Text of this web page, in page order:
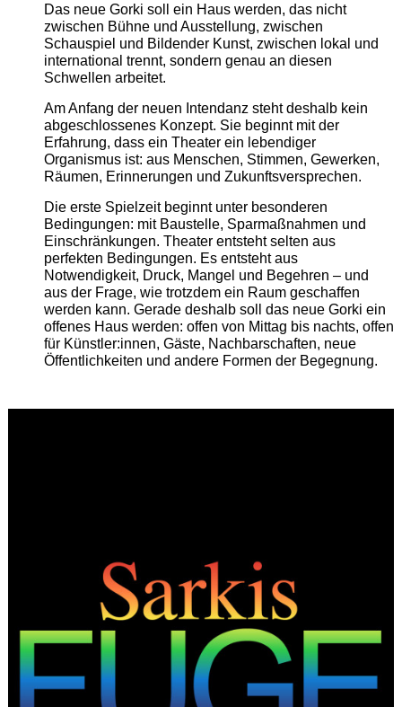
Das neue Gorki soll ein Haus werden, das nicht
zwischen Bühne und Ausstellung, zwischen
Schauspiel und Bildender Kunst, zwischen lokal und
international trennt, sondern genau an diesen
Schwellen arbeitet.
Am Anfang der neuen Intendanz steht deshalb kein
abgeschlossenes Konzept. Sie beginnt mit der
Erfahrung, dass ein Theater ein lebendiger
Organismus ist: aus Menschen, Stimmen, Gewerken,
Räumen, Erinnerungen und Zukunftsversprechen.
Die erste Spielzeit beginnt unter besonderen
Bedingungen: mit Baustelle, Sparmaßnahmen und
Einschränkungen. Theater entsteht selten aus
perfekten Bedingungen. Es entsteht aus
Notwendigkeit, Druck, Mangel und Begehren – und
aus der Frage, wie trotzdem ein Raum geschaffen
werden kann. Gerade deshalb soll das neue Gorki ein
offenes Haus werden: offen von Mittag bis nachts, offen
für Künstler:innen, Gäste, Nachbarschaften, neue
Öffentlichkeiten und andere Formen der Begegnung.